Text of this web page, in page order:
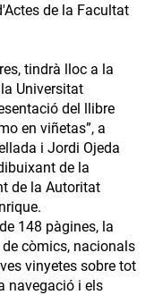
de la Facultat
tindrà lloc a la
Universitat
del llibre
en viñetas”, a
i Jordi Ojeda
de la
de la Autoritat
148 pàgines, la
còmics, nacionals
vinyetes sobre tot
navegació i els